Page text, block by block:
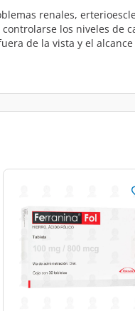
renales,
los niveles de
de la vista y el